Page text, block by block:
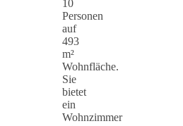
10
Personen
auf
493
m²
Wohnfläche.
Sie
bietet
ein
Wohnzimmer